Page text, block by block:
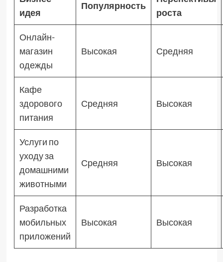
идея
Популярность
роста
Онлайн-
магазин
одежды
Высокая Средняя
Кафе
здорового
питания
Средняя Высокая
Услуги по
уходу за
домашними
животными
Средняя Высокая
Разработка
мобильных
приложений
Высокая Высокая